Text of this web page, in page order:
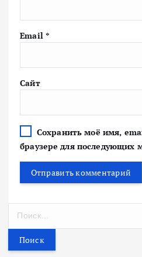
Email *
Сайт
Сохранить моё имя,
браузере для последующих
т